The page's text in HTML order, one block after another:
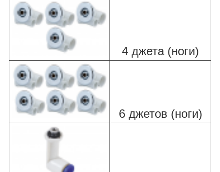
4 джета (ноги)
6 джетов (ноги)